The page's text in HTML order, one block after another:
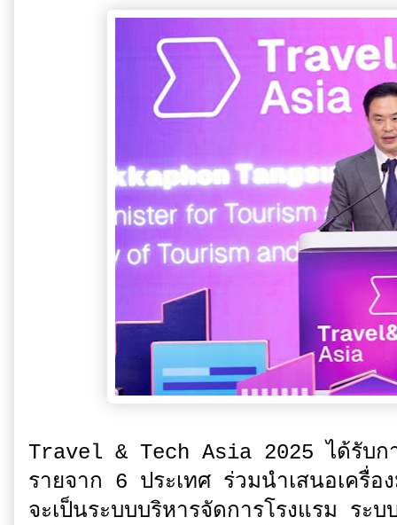
Travel & Tech Asia 2025 ได้รับก
รายจาก 6 ประเทศ ร่วมนำเสนอเครื่
จะเป็นระบบบริหารจัดการโรงแรม ร